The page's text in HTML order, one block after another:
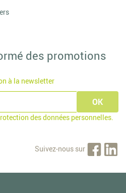
des promotions
à la newsletter
des données personnelles.
Suivez-nous sur